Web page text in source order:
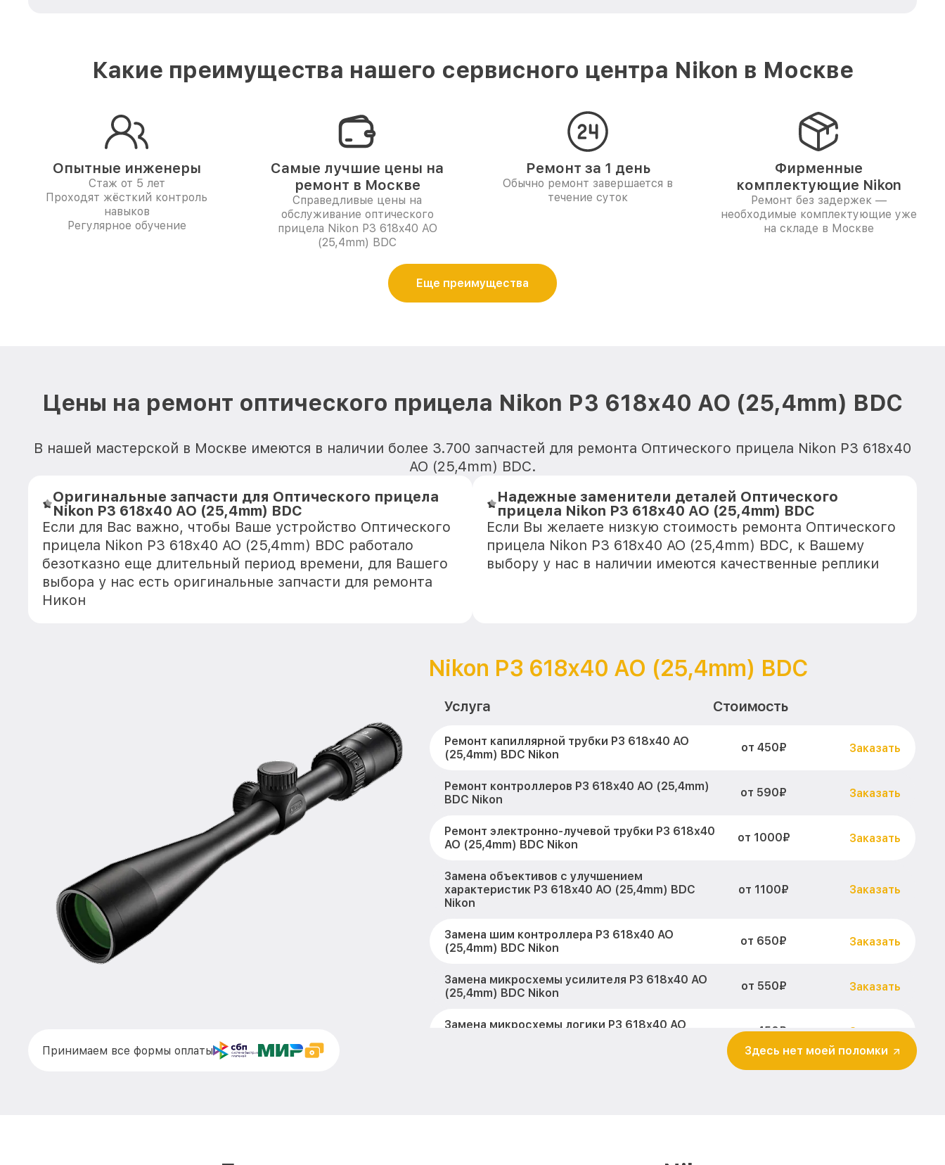
Какие преимущества нашего сервисного центра Nikon в Москве
Опытные инженеры
Стаж от 5 лет
Проходят жёсткий контроль
навыков
Регулярное обучение
Самые лучшие цены на
ремонт в Москве
Справедливые цены на
обслуживание оптического
прицела Nikon P3 618x40 AO
(25,4mm) BDC
Ремонт за 1 день
Обычно ремонт завершается в
течение суток
Фирменные
комплектующие Nikon
Ремонт без задержек —
необходимые комплектующие уже
на складе в Москве
Еще преимущества
Цены на ремонт оптического прицела Nikon P3 618x40 AO (25,4mm) BDC
В нашей мастерской в Москве имеются в наличии более 3.700 запчастей для ремонта Оптического прицела Nikon P3 618x40
AO (25,4mm) BDC.
Оригинальные запчасти для Оптического прицела
Nikon P3 618x40 AO (25,4mm) BDC
Если для Вас важно, чтобы Ваше устройство Оптического
прицела Nikon P3 618x40 AO (25,4mm) BDC работало
безотказно еще длительный период времени, для Вашего
выбора у нас есть оригинальные запчасти для ремонта
Никон
Надежные заменители деталей Оптического
прицела Nikon P3 618x40 AO (25,4mm) BDC
Если Вы желаете низкую стоимость ремонта Оптического
прицела Nikon P3 618x40 AO (25,4mm) BDC, к Вашему
выбору у нас в наличии имеются качественные реплики
Nikon P3 618x40 AO (25,4mm) BDC
Услуга Стоимость
Ремонт капиллярной трубки P3 618x40 AO
(25,4mm) BDC Nikon
от 450₽ Заказать
Ремонт контроллеров P3 618x40 AO (25,4mm)
BDC Nikon
от 590₽ Заказать
Ремонт электронно-лучевой трубки P3 618x40
AO (25,4mm) BDC Nikon
от 1000₽ Заказать
Замена объективов с улучшением
характеристик P3 618x40 AO (25,4mm) BDC
Nikon
от 1100₽ Заказать
Замена шим контроллера P3 618x40 AO
(25,4mm) BDC Nikon
от 650₽ Заказать
Замена микросхемы усилителя P3 618x40 AO
(25,4mm) BDC Nikon
от 550₽ Заказать
Замена микросхемы логики P3 618x40 AO
от 450₽ Заказать
Принимаем все формы оплаты Здесь нет моей поломки